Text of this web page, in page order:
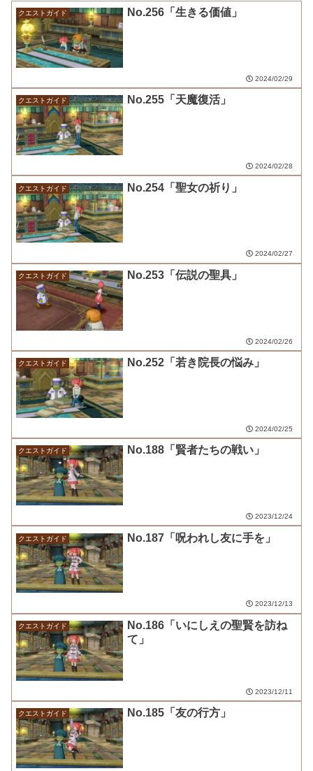
クエストガイド No.256「生きる価値」
2024/02/29
クエストガイド No.255「天魔復活」
2024/02/28
クエストガイド No.254「聖女の祈り」
2024/02/27
クエストガイド No.253「伝説の聖具」
2024/02/26
クエストガイド No.252「若き院長の悩み」
2024/02/25
クエストガイド No.188「賢者たちの戦い」
2023/12/24
クエストガイド No.187「呪われし友に手を」
2023/12/13
クエストガイド
No.186「いにしえの聖賢を訪ね
て」
2023/12/11
クエストガイド No.185「友の行方」